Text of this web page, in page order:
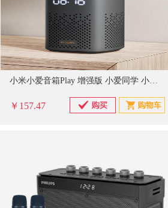
小米小爱音箱Play 增强版 小爱同学 小爱音箱 智能音箱 音响 小米音箱 小爱音响 LED时钟显示 红外遥控
￥157.47